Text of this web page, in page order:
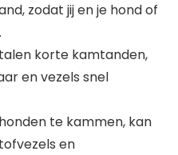
zodat jij en je hond of
korte kamtanden,
en vezels snel
te kammen, kan
en